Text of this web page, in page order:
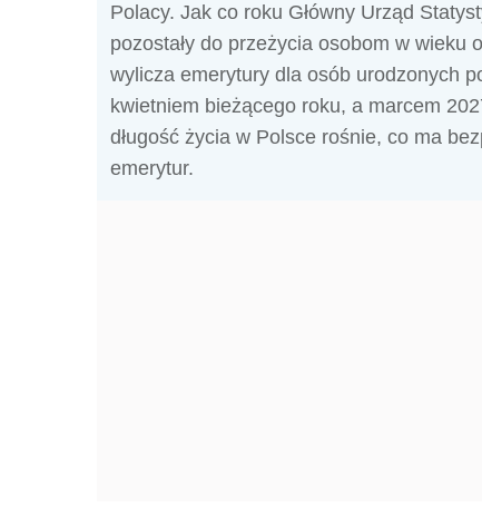
Polacy. Jak co roku Główny Urząd
pozostały do przeżycia osobom w
wylicza emerytury dla osób urodzonych
kwietniem bieżącego roku, a marcem
długość życia w Polsce rośnie, co ma
emerytur.